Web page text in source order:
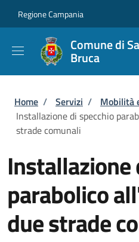
Regione Campania
Comune di
Bruca
Briciole di pane
Home / Servizi / Mobilità
Installazione di specchio
strade comunali
Installazione
parabolico
due strade